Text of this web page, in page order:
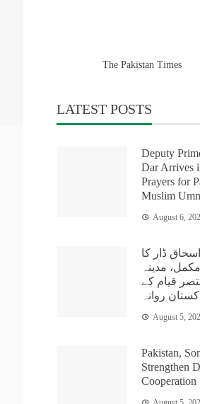
The Pakistan Times
LATEST POSTS
Deputy
Dar Arrives
Prayers for
Muslim
August 6,
ڈار کا
مدینہ
قیام کے
روانہ
August 5,
Pakistan,
Strengthen
Cooperation